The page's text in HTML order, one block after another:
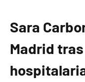
Sara
Madrid